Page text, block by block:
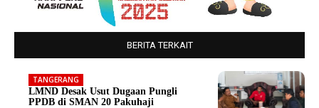
BERITA TERKAIT
TANGERANG
LMND Desak Usut Dugaan Pungli
PPDB di SMAN 20 Pakuhaji